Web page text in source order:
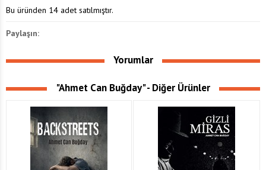
Bu üründen 14 adet satılmıştır.
Paylaşın:
Yorumlar
"Ahmet Can Buğday" - Diğer Ürünler